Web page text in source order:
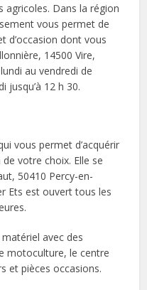
Dans la région
vous permet de
d’occasion dont vous
14500 Vire,
au vendredi de
jusqu’à 12 h 30.
vous permet d’acquérir
votre choix. Elle se
50410 Percy-en-
Ets est ouvert tous les
avec des
motoculture, le centre
et pièces occasions.